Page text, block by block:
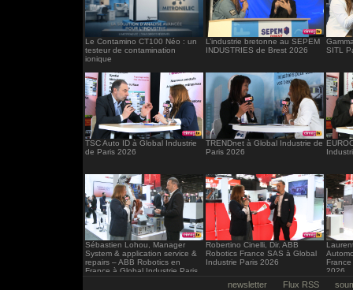
Le Contamino CT100 Néo : un
testeur de contamination
ionique
L’industrie bretonne au SEPEM
INDUSTRIES de Brest 2026
SITL
TSC Auto ID à Global Industrie
de Paris 2026
TRENDnet à Global Industrie de
Paris 2026
Sébastien Lohou, Manager
System & application service &
repairs – ABB Robotics en
France à Global Industrie Paris
Robertino Cinelli, Dir. ABB
Robotics France SAS à Global
Industrie Paris 2026
2026
newsletter Flux RSS